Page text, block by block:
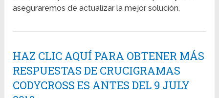
aseguraremos de actualizar la mejor solución.
HAZ CLIC AQUÍ PARA OBTENER MÁS
RESPUESTAS DE CRUCIGRAMAS
CODYCROSS ES ANTES DEL 9 JULY